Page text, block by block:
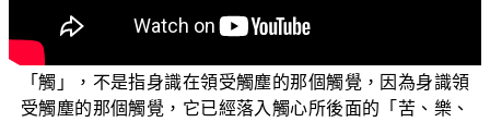
個「觸」。什麼是觸？這個觸，就是指五遍行心所法裡面
的觸心所，這個「觸」就是「接觸」的意思。但是這個
「觸」，不是指身識在領受觸塵的那個觸覺，因為身識領
受觸塵的那個觸覺，它已經落入觸心所後面的「苦、樂、